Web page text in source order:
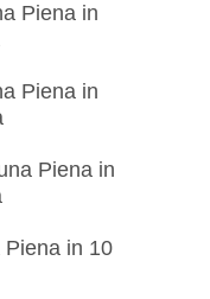
Piena in
Piena in
Piena in
Piena in 10